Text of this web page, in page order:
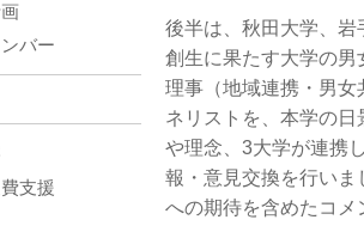
後半は、秋田大学、
創生に果たす大学の
理事（地域連携・男
ネリストを、本学の
や理念、3大学が連携
報・意見交換を行い
への期待を含めたコ
バー
支援